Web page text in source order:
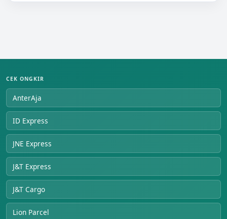
CEK ONGKIR
AnterAja
ID Express
JNE Express
J&T Express
J&T Cargo
Lion Parcel